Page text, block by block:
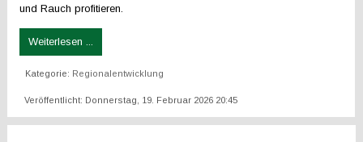
und Rauch profitieren.
Weiterlesen ...
Kategorie: Regionalentwicklung
Veröffentlicht: Donnerstag, 19. Februar 2026 20:45